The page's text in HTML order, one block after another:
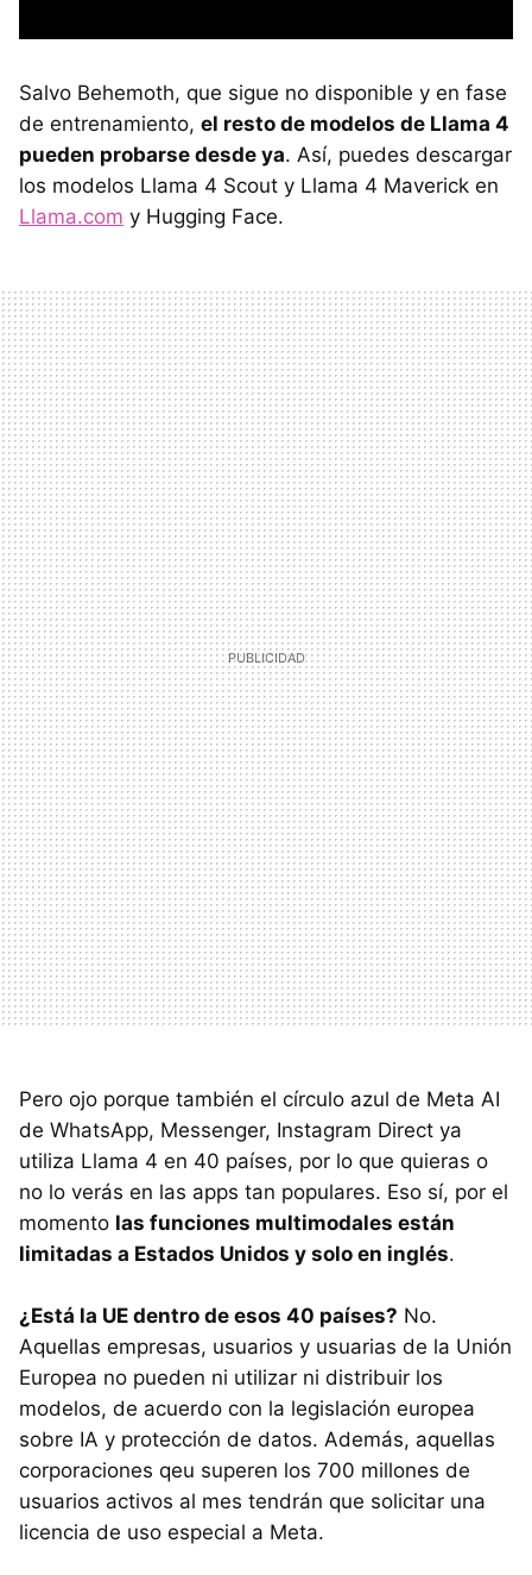
Salvo Behemoth, que sigue no disponible y en fase
de entrenamiento, el resto de modelos de Llama 4
pueden probarse desde ya. Así, puedes descargar
los modelos Llama 4 Scout y Llama 4 Maverick en
Llama.com y Hugging Face.
Pero ojo porque también el círculo azul de Meta AI
de WhatsApp, Messenger, Instagram Direct ya
utiliza Llama 4 en 40 países, por lo que quieras o
no lo verás en las apps tan populares. Eso sí, por el
momento las funciones multimodales están
limitadas a Estados Unidos y solo en inglés.
¿Está la UE dentro de esos 40 países? No.
Aquellas empresas, usuarios y usuarias de la Unión
Europea no pueden ni utilizar ni distribuir los
modelos, de acuerdo con la legislación europea
sobre IA y protección de datos. Además, aquellas
corporaciones qeu superen los 700 millones de
usuarios activos al mes tendrán que solicitar una
licencia de uso especial a Meta.